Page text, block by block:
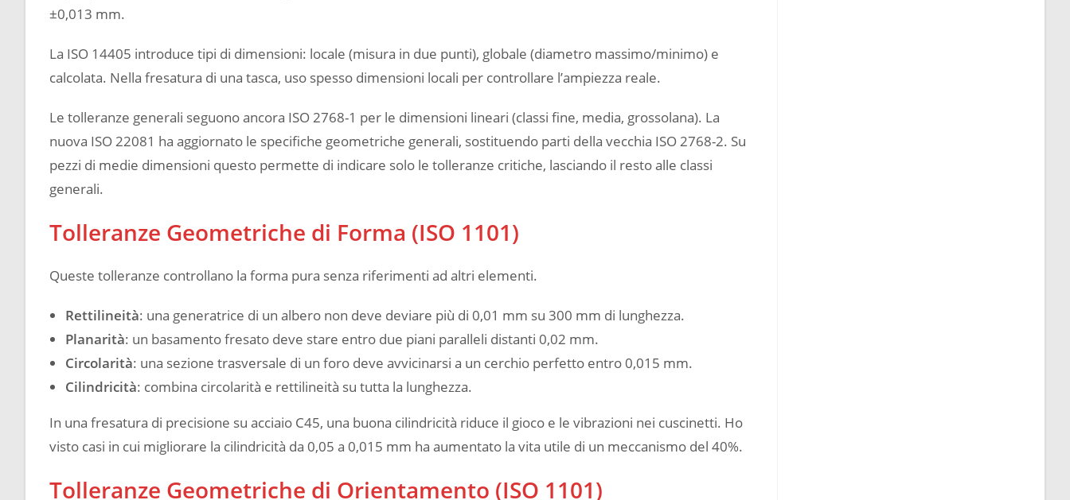
±0,013 mm.
La ISO 14405 introduce tipi di dimensioni: locale (misura in due punti), globale (diametro massimo/minimo) e
calcolata. Nella fresatura di una tasca, uso spesso dimensioni locali per controllare l’ampiezza reale.
Le tolleranze generali seguono ancora ISO 2768-1 per le dimensioni lineari (classi fine, media, grossolana). La
nuova ISO 22081 ha aggiornato le specifiche geometriche generali, sostituendo parti della vecchia ISO 2768-2. Su
pezzi di medie dimensioni questo permette di indicare solo le tolleranze critiche, lasciando il resto alle classi
generali.
Tolleranze Geometriche di Forma (ISO 1101)
Queste tolleranze controllano la forma pura senza riferimenti ad altri elementi.
Rettilineità: una generatrice di un albero non deve deviare più di 0,01 mm su 300 mm di lunghezza.
Planarità: un basamento fresato deve stare entro due piani paralleli distanti 0,02 mm.
Circolarità: una sezione trasversale di un foro deve avvicinarsi a un cerchio perfetto entro 0,015 mm.
Cilindricità: combina circolarità e rettilineità su tutta la lunghezza.
In una fresatura di precisione su acciaio C45, una buona cilindricità riduce il gioco e le vibrazioni nei cuscinetti. Ho
visto casi in cui migliorare la cilindricità da 0,05 a 0,015 mm ha aumentato la vita utile di un meccanismo del 40%.
Tolleranze Geometriche di Orientamento (ISO 1101)